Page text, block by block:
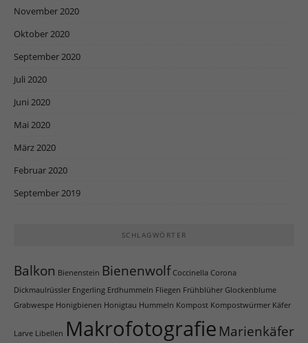
November 2020
Oktober 2020
September 2020
Juli 2020
Juni 2020
Mai 2020
März 2020
Februar 2020
September 2019
SCHLAGWÖRTER
Balkon Bienenstein Bienenwolf Coccinella Corona
Dickmaulrüssler Engerling Erdhummeln Fliegen Frühblüher Glockenblume
Grabwespe Honigbienen Honigtau Hummeln Kompost Kompostwürmer Käfer
Larve Libellen Makrofotografie Marienkäfer